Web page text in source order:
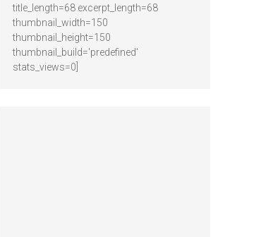
title_length=68 excerpt_length=68
thumbnail_width=150
thumbnail_height=150
thumbnail_build='predefined'
stats_views=0]